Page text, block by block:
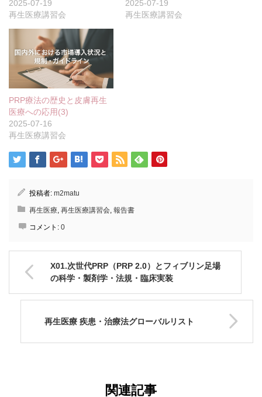
2025-07-19
再生医療講習会
2025-07-19
再生医療講習会
PRP療法の歴史と皮膚再生
医療への応用(3)
2025-07-16
再生医療講習会
投稿者: m2matu
再生医療, 再生医療講習会, 報告書
コメント: 0
X01.次世代PRP（PRP 2.0）とフィブリン足場
の科学・製剤学・法規・臨床実装
再生医療 疾患・治療法グローバルリスト
関連記事